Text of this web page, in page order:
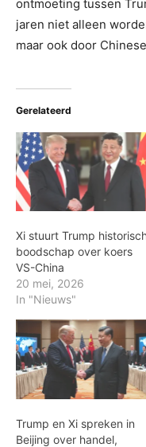
ontmoeting tussen
jaren niet alleen
maar ook door
Gerelateerd
Xi stuurt Trump
boodschap over koers
VS-China
20 mei, 2026
In "Nieuws"
Trump en Xi spreken in
Beijing over handel,